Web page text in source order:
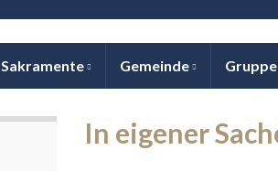
Sakramente Gemeinde
In eigener